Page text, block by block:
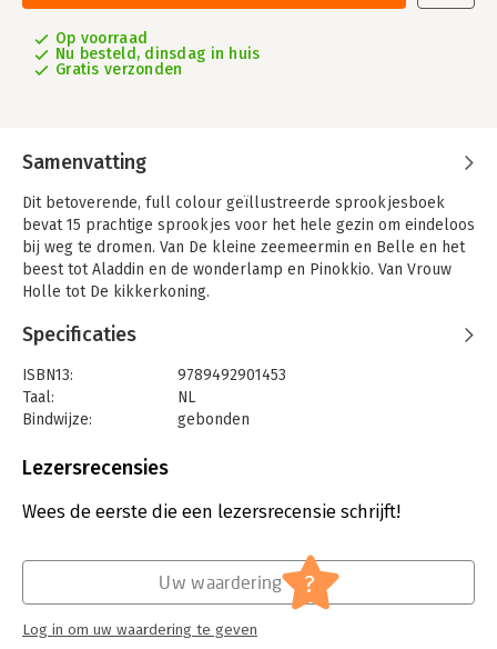
Op voorraad
Nu besteld, dinsdag in huis
Gratis verzonden
Samenvatting
Dit betoverende, full colour geïllustreerde sprookjesboek
bevat 15 prachtige sprookjes voor het hele gezin om eindeloos
bij weg te dromen. Van De kleine zeemeermin en Belle en het
beest tot Aladdin en de wonderlamp en Pinokkio. Van Vrouw
Holle tot De kikkerkoning.
Luxe uitgave met padded omslag, kartonnen pagina’s, spiegel
en goudfolie.
Specificaties
ISBN13:
9789492901453
Taal:
NL
Bindwijze:
gebonden
Uitgever:
Verschijningsdatum:
18-11-2020
Lezersrecensies
Wees de eerste die een lezersrecensie schrijft!
Uw waardering ?
Log in om uw waardering te geven